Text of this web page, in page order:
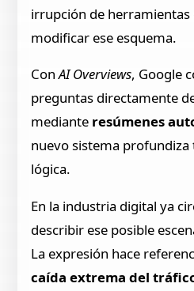
irrupción de herramientas
modificar ese esquema.
ConAI Overviews, Google
preguntas directamente
mediante resúmenes
nuevo sistema profundiza
lógica.
En la industria digital ya
describir ese posible
La expresión hace
caída extrema del